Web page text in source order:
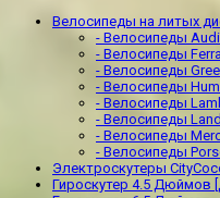
Велосипеды на литых
- Велосипеды Audi
- Велосипеды
- Велосипеды
- Велосипеды
- Велосипеды
- Велосипеды
- Велосипеды
- Велосипеды
Электроскутеры
Гироскутер 4.5 Дюймов